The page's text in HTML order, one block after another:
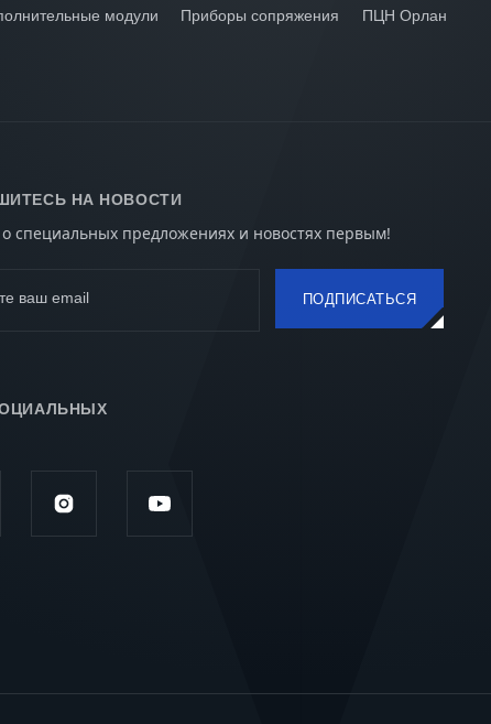
модули Приборы сопряжения ПЦН Орлан
НА НОВОСТИ
специальных предложениях и новостях первым!
ваш email ПОДПИСАТЬСЯ